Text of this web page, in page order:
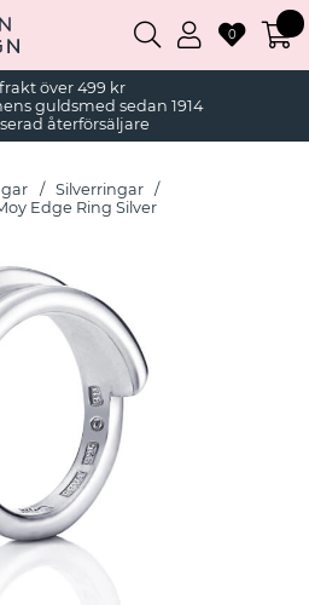
över 499 kr
guldsmed sedan 1914
återförsäljare
0
Silverringar
Edge Ring Silver